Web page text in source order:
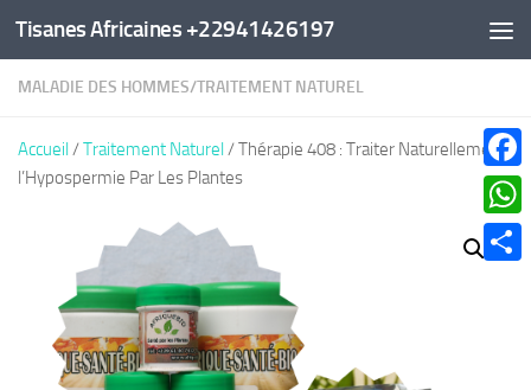
Au dessous du contenu
Tisanes Africaines +22941426197
MALADIE DES HOMMES/TRAITEMENT NATUREL
Accueil/Traitement Naturel/ Thérapie 408 : Traiter Naturellement
l’Hypospermie Par Les Plantes